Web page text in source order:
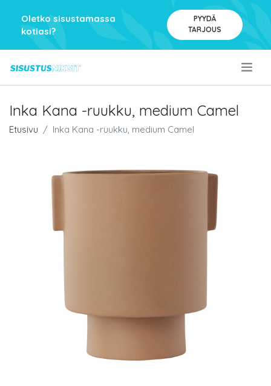
Oletko sisustamassa
kotiasi?
PYYDÄ
TARJOUS
Inka Kana -ruukku, medium Camel
Etusivu Inka Kana -ruukku, medium Camel